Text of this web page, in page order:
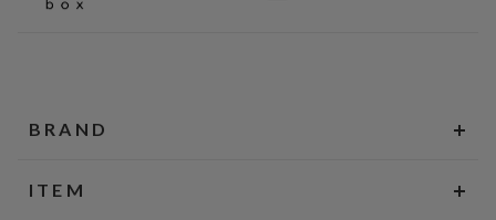
BRAND
ITEM